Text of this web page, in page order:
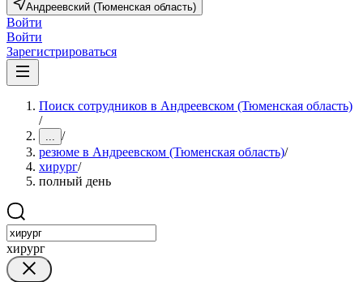
Андреевский (Тюменская область)
Войти
Войти
Зарегистрироваться
Поиск сотрудников в Андреевском (Тюменская область)
/
... /
резюме в Андреевском (Тюменская область)/
хирург/
полный день
хирург